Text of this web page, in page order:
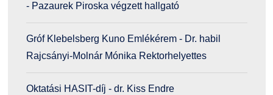
- Pazaurek Piroska végzett hallgató
Gróf Klebelsberg Kuno Emlékérem - Dr. habil
Rajcsányi-Molnár Mónika Rektorhelyettes
Oktatási ­HASIT-díj - dr. Kiss Endre